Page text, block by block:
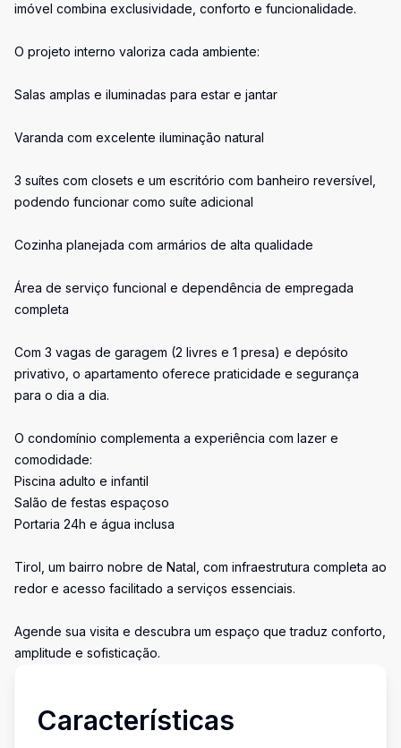
imóvel combina exclusividade, conforto e funcionalidade.
O projeto interno valoriza cada ambiente:
Salas amplas e iluminadas para estar e jantar
Varanda com excelente iluminação natural
3 suítes com closets e um escritório com banheiro reversível,
podendo funcionar como suíte adicional
Cozinha planejada com armários de alta qualidade
Área de serviço funcional e dependência de empregada
completa
Com 3 vagas de garagem (2 livres e 1 presa) e depósito
privativo, o apartamento oferece praticidade e segurança
para o dia a dia.
O condomínio complementa a experiência com lazer e
comodidade:
Piscina adulto e infantil
Salão de festas espaçoso
Portaria 24h e água inclusa
Tirol, um bairro nobre de Natal, com infraestrutura completa ao
redor e acesso facilitado a serviços essenciais.
Agende sua visita e descubra um espaço que traduz conforto,
amplitude e sofisticação.
Características